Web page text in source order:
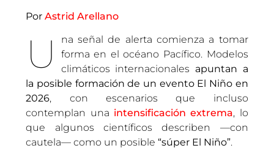
PorAstrid Arellano
U
na señal de alerta comienza a tomar
forma en el océano Pacífico. Modelos
climáticos internacionales apuntan a
la posible formación de un evento El Niño en
2026, con escenarios que incluso
contemplan una intensificación extrema, lo
que algunos científicos describen —con
cautela— como un posible “súper El Niño”.